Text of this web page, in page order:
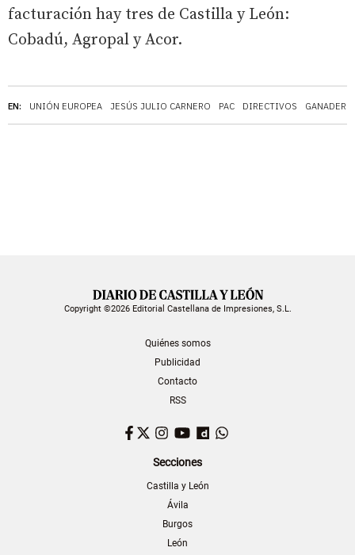
EN: UNIÓN EUROPEA JESÚS JULIO CARNERO PAC DIRECTIVOS GANADERÍA
facturación hay tres de Castilla y León:
Cobadú, Agropal y Acor.
Copyright ©2026 Editorial Castellana de Impresiones, S.L.
Quiénes somos
Publicidad
Contacto
RSS
Facebook
TwitterInstagram
YouTubeDailymotion
Secciones
Castilla y León
Ávila
Burgos
León